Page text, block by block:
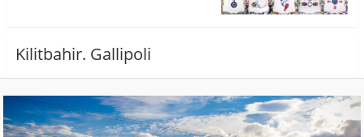
Kilitbahir. Gallipoli